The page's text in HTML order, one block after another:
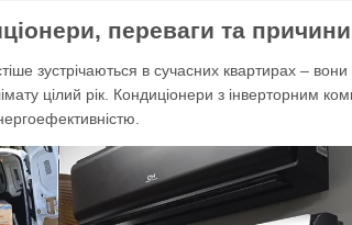
переваги та
зустрічаються в сучасних квартирах –
цілий рік. Кондиціонери з інверторним